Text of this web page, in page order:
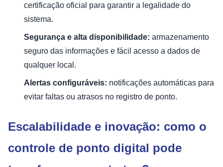
certificação oficial para garantir a legalidade do
sistema.
Segurança e alta disponibilidade: armazenamento
seguro das informações e fácil acesso a dados de
qualquer local.
Alertas configuráveis: notificações automáticas para
evitar faltas ou atrasos no registro de ponto.
Escalabilidade e inovação: como o
controle de ponto digital pode